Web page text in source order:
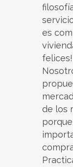
es
felices!
de los